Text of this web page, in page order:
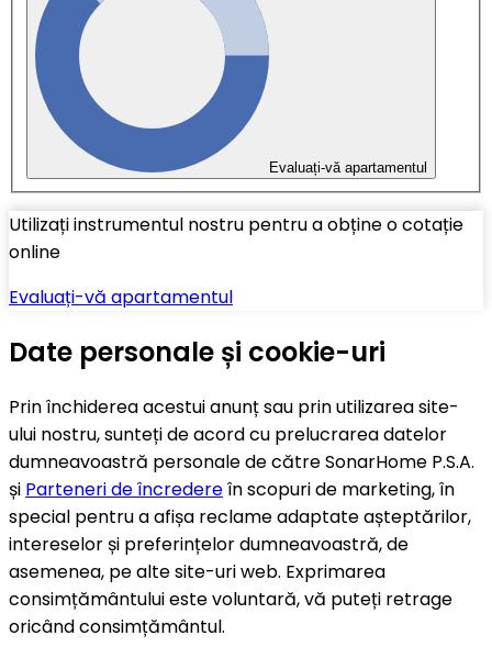
Evaluați-vă apartamentul
Utilizați instrumentul nostru pentru a obține o cotație
online
Evaluați-vă apartamentul
Date personale și cookie-uri
Prin închiderea acestui anunț sau prin utilizarea site-
ului nostru, sunteți de acord cu prelucrarea datelor
dumneavoastră personale de către SonarHome P.S.A.
și Parteneri de încredereîn scopuri de marketing, în
special pentru a afișa reclame adaptate așteptărilor,
intereselor și preferințelor dumneavoastră, de
asemenea, pe alte site-uri web. Exprimarea
consimțământului este voluntară, vă puteți retrage
oricând consimțământul.